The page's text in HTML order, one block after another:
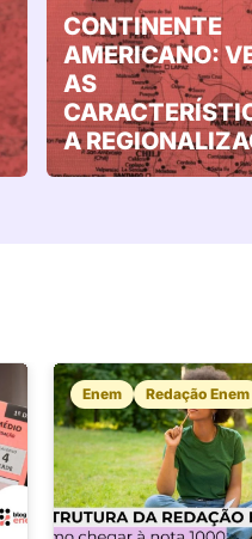
CONTINENTE
AMERICANO:
AS
A
Enem Redação Enem